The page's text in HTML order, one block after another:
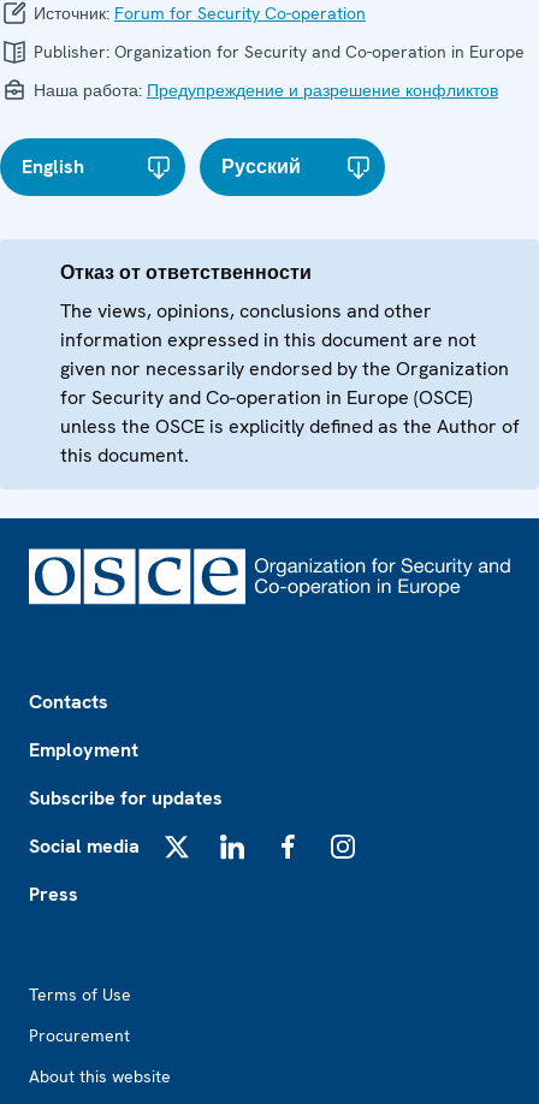
Источник: Forum for Security Co-operation
Publisher: Organization for Security and Co-operation in Europe
Наша работа: Предупреждение и разрешение конфликтов
English Русский
Отказ от ответственности
The views, opinions, conclusions and other
information expressed in this document are not
given nor necessarily endorsed by the Organization
for Security and Co-operation in Europe (OSCE)
unless the OSCE is explicitly defined as the Author of
this document.
Contacts
Employment
Subscribe for updates
Social media
Press
Terms of Use
Procurement
About this website